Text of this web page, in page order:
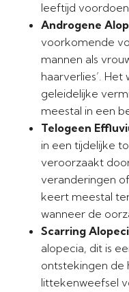
leeftijd
Androgene
voorkomende
mannen als
haarverlies’.
geleidelijke
meestal in een
Telogeen
in een tijdelijke
veroorzaakt
veranderingen
keert meestal
wanneer de
Scarring
alopecia, dit is
ontstekingen de
littekenweefsel